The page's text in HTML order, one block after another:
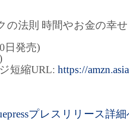
】
の法則 時間やお金の幸
日発売)
短縮URL: https://
プレスリリース詳